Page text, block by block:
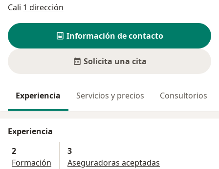
Cali 1 dirección
Información de contacto
Solicita una cita
Experiencia Servicios y precios Consultorios
Experiencia
2
Formación
3
Aseguradoras aceptadas